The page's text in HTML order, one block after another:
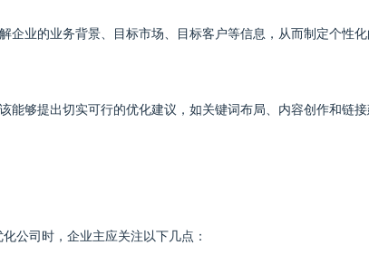
企业的业务背景、目标市场、目标客户等信息，从而制定个性
能够提出切实可行的优化建议，如关键词布局、内容创作和链
公司时，企业主应关注以下几点：